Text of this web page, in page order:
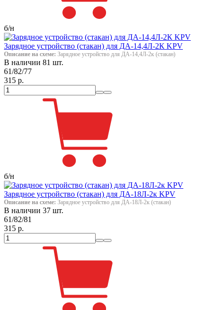
б/н
Зарядное устройство (стакан) для ДА-14,4Л-2К KPV
Описание на схеме: Зарядное устройство для ДА-14,4Л-2к (стакан)
В наличии 81 шт.
61/82/77
315 р.
б/н
Зарядное устройство (стакан) для ДА-18Л-2к KPV
Описание на схеме: Зарядное устройство для ДА-18Л-2к (стакан)
В наличии 37 шт.
61/82/81
315 р.